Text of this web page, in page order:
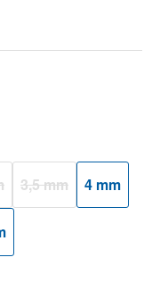
zurzeit nicht verfügbar.)
Option ist zurzeit nicht
3,5 mm(Diese Option ist
4 mm